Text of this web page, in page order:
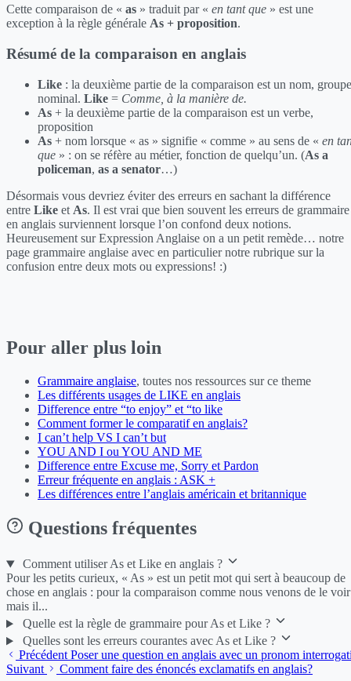
Cette comparaison de « as » traduit par « en tant que » est une
exception à la règle générale As + proposition.
Résumé de la comparaison en anglais
Like : la deuxième partie de la comparaison est un nom, groupe
nominal. Like = Comme, à la manière de.
As + la deuxième partie de la comparaison est un verbe,
proposition
As + nom lorsque « as » signifie « comme » au sens de « en
que » : on se réfère au métier, fonction de quelqu’un. (As a
policeman, as a senator…)
Désormais vous devriez éviter des erreurs en sachant la différence
entre Like et As. Il est vrai que bien souvent les erreurs de grammaire
en anglais surviennent lorsque l’on confond deux notions.
Heureusement sur Expression Anglaise on a un petit remède… notre
page grammaire anglaise avec en particulier notre rubrique sur la
confusion entre deux mots ou expressions! :)
Pour aller plus loin
Grammaire anglaise, toutes nos ressources sur ce theme
Les différents usages de LIKE en anglais
Difference entre “to enjoy” et “to like
Comment former le comparatif en anglais?
I can’t help VS I can’t but
YOU AND I ou YOU AND ME
Difference entre Excuse me, Sorry et Pardon
Erreur fréquente en anglais : ASK +
Les différences entre l’anglais américain et britannique
Questions fréquentes
Comment utiliser As et Like en anglais ?
Pour les petits curieux, « As » est un petit mot qui sert à beaucoup de
chose en anglais : pour la comparaison comme nous venons de le voir
mais il...
Quelle est la règle de grammaire pour As et Like ?
Quelles sont les erreurs courantes avec As et Like ?
PrécédentPoser une question en anglais avec un pronom
Suivant
Comment faire des énoncés exclamatifs en anglais?